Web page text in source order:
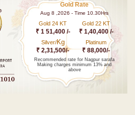
Gold Rate
Aug 8 ,2026 - Time 10.30Hrs
Gold 24 KT
₹ 1 51,400 /-
Gold 22 KT
₹ 1,40,400 /-
Silver/Kg
₹ 2,31,500/-
Platinum
₹ 88,000/-
Recommended rate for Nagpur sarafa
Making charges minimum 13% and
above